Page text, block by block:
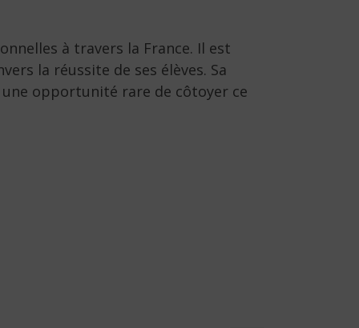
à travers la France. Il est
la réussite de ses élèves. Sa
opportunité rare de côtoyer ce